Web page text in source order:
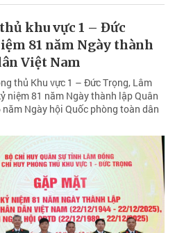
khu vực 1 – Đức
81 năm Ngày thành
Việt Nam
thủ Khu vực 1 – Đức Trọng, Lâm
niệm 81 năm Ngày thành lập Quân
Ngày hội Quốc phòng toàn dân